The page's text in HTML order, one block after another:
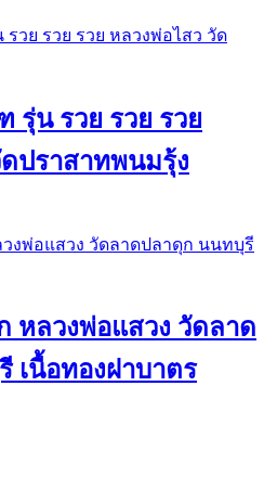
น รวย รวย รวย
ปราสาทพนมรุ้ง
หลวงพ่อแสวง วัดลาด
เนื้อทองฝาบาตร